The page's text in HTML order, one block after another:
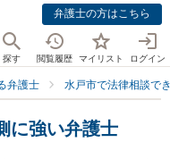
弁護士の方はこちら
探す 閲覧履歴 マイリスト ログイン
弁護士 水戸市で法律相談で
に強い弁護士